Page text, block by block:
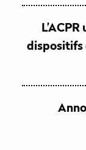
dispositifs